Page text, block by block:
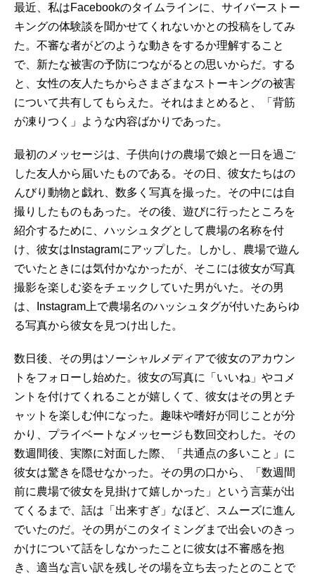
最近、私はFacebookのタイムラインに、サイバーストー
キングの体験談を聞かせてくれないかとの投稿をしてみ
た。不審な者がどのような動きをするか理解すること
で、新たな被害の予防につながるとの思いからだ。する
と、女性の友人たちからさまざまなストーキングの被害
について共有してもらえた。それはまとめると、「背筋
が凍りつく」ような内容ばかりであった。
最初のメッセージは、子供向けの農場で娘と一日を過ご
した友人から届いたものである。その日、彼女たちはの
んびり動物と戯れ、数多く写真を撮った。その中には自
撮りしたものもあった。その後、遊びに行ったところを
紹介するために、ハッシュタグとして農場の名称を付
け、彼女はInstagramにアップした。しかし、農場で遊ん
でいたときには気付かなかったが、そこには彼女が写真
撮影を楽しむ姿をチェックしていた男がいた。その男
は、Instagram上で農場名のハッシュタグが付いたあらゆ
る写真から彼女を見つけ出した。
数日後、その男はソーシャルメディアで彼女のアカウン
トをフォローし始めた。彼女の写真に「いいね」やコメ
ントを付けてくれることが嬉しくて、彼女はその男とチ
ャットを楽しむ仲になった。趣味や嗜好が同じことが分
かり、プライベートなメッセージも数回交わした。その
数週間後、実際に対面した際、「共通点の多いこと」に
彼女は驚きを隠せなかった。その男の口から、「数週間
前に農場で彼女を見掛けて嬉しかった」という言葉が出
てくるまで、話は「出来すぎ」なほど、スムーズに進ん
でいたのだ。その男がこのタイミングまで出会いのきっ
かけについて話をしなかったことに彼女は不審感を抱
き、適当な言い訳を残しその場を立ち去ったとのことで